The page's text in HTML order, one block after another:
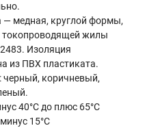
медная, круглой формы,
токопроводящей жилы
Изоляция
из ПВХ пластиката.
коричневый,
40°С до плюс 65°С
15°С